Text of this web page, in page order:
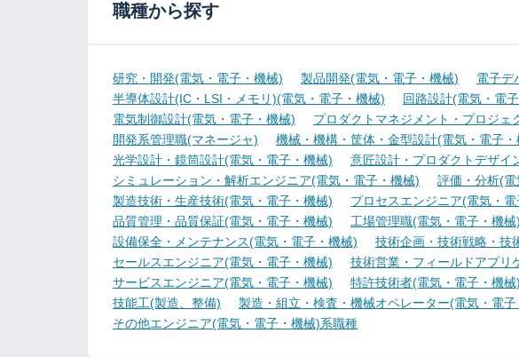
職種から探す
研究・開発(電気・電子・機械) 製品開発(電気・電子・機械)
電子デ
半導体設計(IC・LSI・メモリ)(電気・電子・機械)
回路設計(電気・電
電気制御設計(電気・電子・機械)
プロダクトマネジメント・プロジ
開発系管理職(マネージャ)
機械・機構・筐体・金型設計(電気・電子・
光学設計・鏡筒設計(電気・電子・機械)
意匠設計・プロダクトデザイ
シミュレーション・解析エンジニア(電気・電子・機械)
評価・分析(
製造技術・生産技術(電気・電子・機械)
プロセスエンジニア(電気・
品質管理・品質保証(電気・電子・機械)
工場管理職(電気・電子・機械)
設備保全・メンテナンス(電気・電子・機械)
技術企画・技術戦略・技
セールスエンジニア(電気・電子・機械)
技術営業・フィールドアプリ
サービスエンジニア(電気・電子・機械)
特許技術者(電気・電子・機械)
技能工(製造、整備)
製造・組立・検査・機械オペレーター(電気・電子
その他エンジニア(電気・電子・機械)系職種